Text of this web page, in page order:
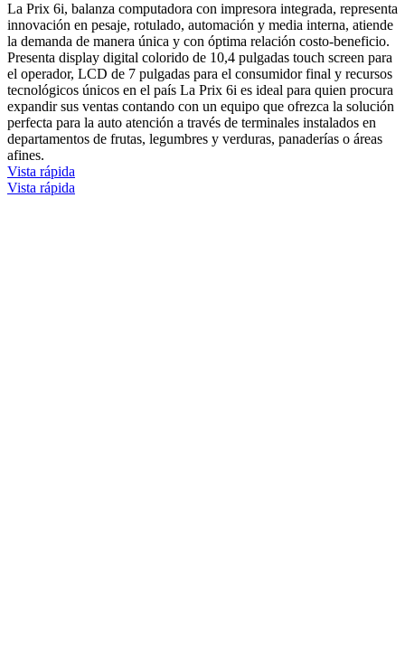
La Prix 6i, balanza computadora con impresora integrada, representa
innovación en pesaje, rotulado, automación y media interna, atiende
la demanda de manera única y con óptima relación costo-beneficio.
Presenta display digital colorido de 10,4 pulgadas touch screen para
el operador, LCD de 7 pulgadas para el consumidor final y recursos
tecnológicos únicos en el país La Prix 6i es ideal para quien procura
expandir sus ventas contando con un equipo que ofrezca la solución
perfecta para la auto atención a través de terminales instalados en
departamentos de frutas, legumbres y verduras, panaderías o áreas
afines.
Vista rápida
Vista rápida